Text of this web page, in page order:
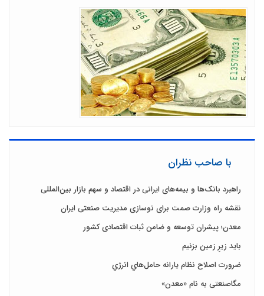
با صاحب نظران
راهبرد بانک‌ها و بیمه‌های ایرانی در اقتصاد و سهم بازار بین‌المللی
نقشه راه وزارت صمت برای نوسازی مدیریت صنعتی ایران
معدن؛ پیشران توسعه و ضامن ثبات اقتصادی کشور
باید زیرِ زمین بزنیم
ضرورت اصلاح نظام يارانه حامل‌هاي انرژي
مگاصنعتی به نام «معدن»